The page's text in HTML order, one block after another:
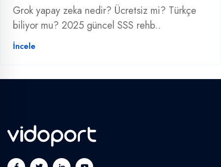
Grok yapay zeka nedir? Ücretsiz mi? Türkçe
biliyor mu? 2025 güncel SSS rehb..
İncele